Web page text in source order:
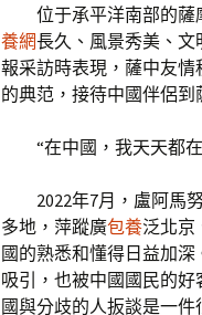
位于承平洋南部的薩
養網長久、風景秀美、文
報采訪時表現，薩中友
的典范，接待中國伴侶到
“在中國，我天天都
2022年7月，盧阿馬
多地，萍蹤廣包養泛北
國的熟悉和懂得日益加
吸引，也被中國國民的好
國與分歧的人扳談是一